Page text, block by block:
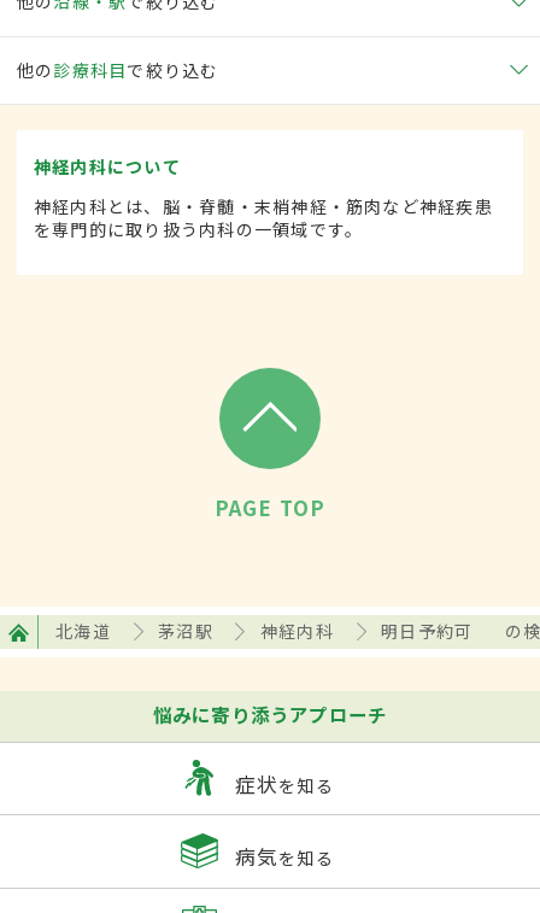
他の 診療科目で絞り込む
神経内科について
神経内科とは、脳・脊髄・末梢神経・筋肉など神経疾患
を専門的に取り扱う内科の一領域です。
PAGE TOP
北海道 茅沼駅 神経内科 明日予約可 の
悩みに寄り添うアプローチ
症状を知る
病気を知る